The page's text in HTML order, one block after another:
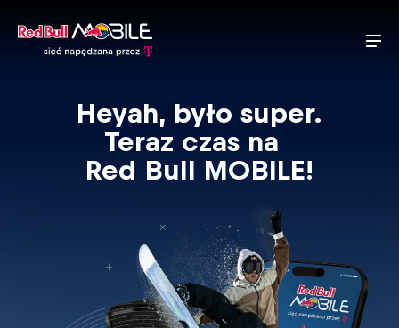
Heyah, było super.
Teraz czas na
Red Bull MOBILE!